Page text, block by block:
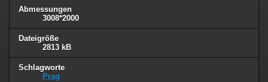
Abmessungen
3008*2000
Dateigröße
2813 kB
Schlagworte
Prag